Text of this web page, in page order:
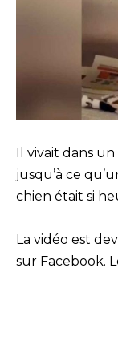
Il vivait dans
jusqu’à ce
chien était si
La vidéo est
sur Facebook.